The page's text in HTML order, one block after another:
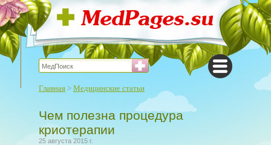
Главная > Медицинские статьи
Чем полезна процедура
криотерапии
25 августа 2015 г.